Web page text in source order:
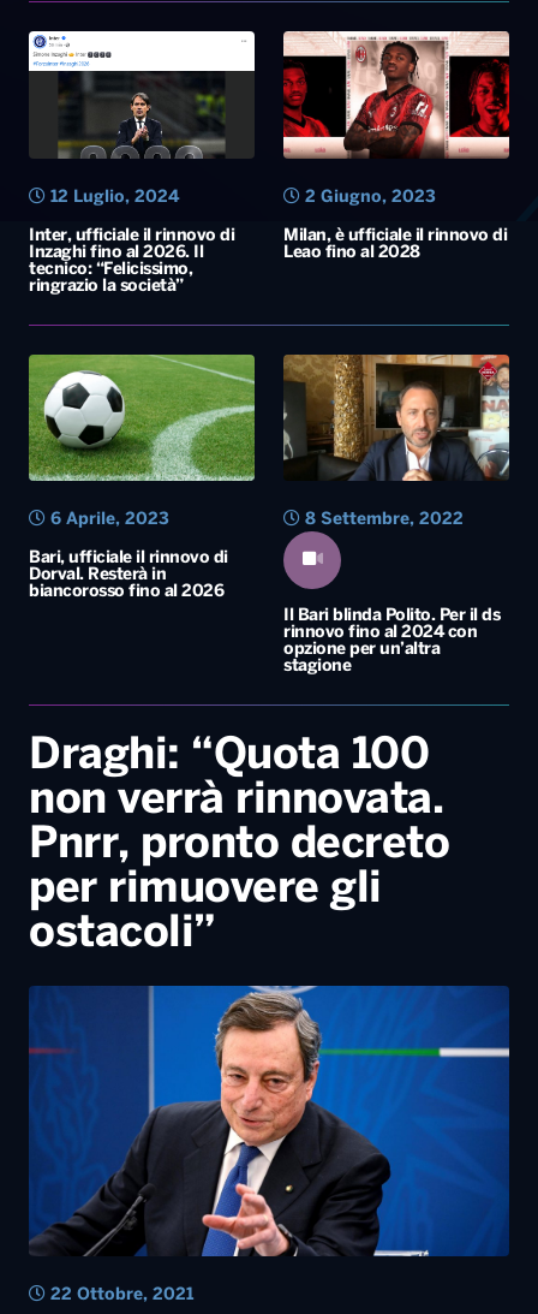
Inter, ufficiale il rinnovo di
Inzaghi fino al 2026. Il
tecnico: “Felicissimo,
ringrazio la società”
12 Luglio, 2024
Milan, è ufficiale il rinnovo di
Leao fino al 2028
2 Giugno, 2023
Bari, ufficiale il rinnovo di
Dorval. Resterà in
biancorosso fino al 2026
6 Aprile, 2023
Il Bari blinda Polito. Per il ds
rinnovo fino al 2024 con
opzione per un’altra
stagione
8 Settembre, 2022
Draghi: “Quota 100
non verrà rinnovata.
Pnrr, pronto decreto
per rimuovere gli
ostacoli”
22 Ottobre, 2021